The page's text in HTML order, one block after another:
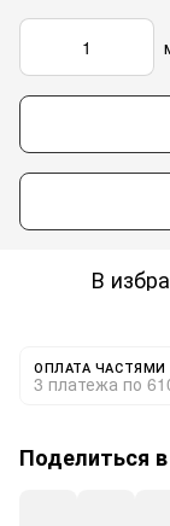
В
ОПЛАТА ЧАСТЯМИ
3 платежа по
Поделиться